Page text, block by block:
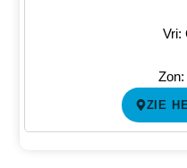
Vri:
ZIE